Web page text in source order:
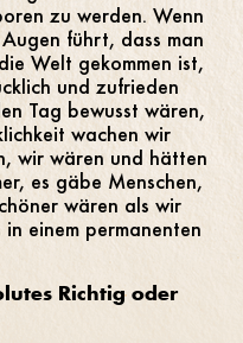
zu werden. Wenn
führt, dass man
Welt gekommen ist,
und zufrieden
Tag bewusst wären,
wachen wir
wir wären und hätten
es gäbe Menschen,
wären als wir
einem permanenten
Richtig oder